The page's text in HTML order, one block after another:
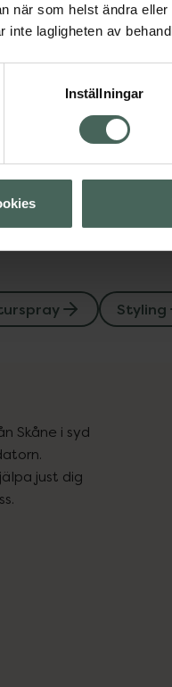
när som helst ändra
inte lagligheten av
Inställningar
Visa
Visa
Styling
Skåne i syd
just dig